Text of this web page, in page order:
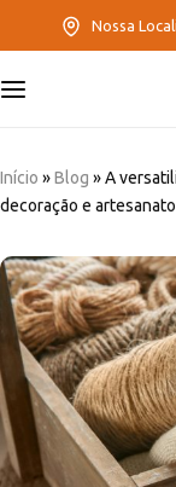
Nossa
Início »Blog »A
decoração e artesanato